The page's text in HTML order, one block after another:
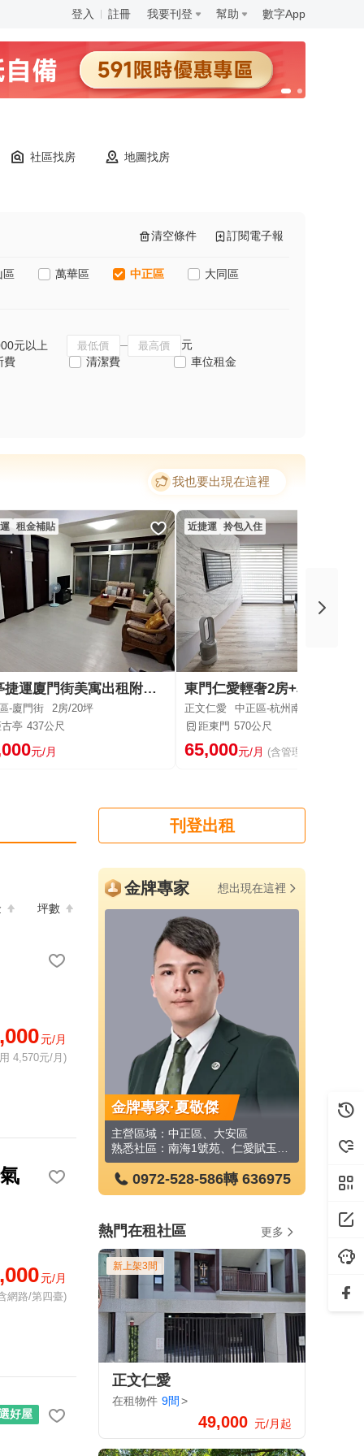
登入 註冊 我要刊登 幫助 數字App
社區找房 地圖找房
清空條件 訂閱電子報
區 萬華區 中正區 大同區
元以上
元
費
清潔費 車位租金
我也要出現在這裡
租金補貼
古亭捷運廈門街美寓出租附空調
-廈門街 2房/20坪
亭 437公尺
元/月
近捷運 拎包入住
東門仁愛輕奢2房+車位
正文仁愛 中正區-杭州南路一段
距東門 570公尺
65,000元/月 (含管理費)
坪數
元/月
4,570元/月)
元/月
網路/第四臺)
好屋
刊登出租
金牌專家 想出現在這裡
金牌專家·夏敬傑
主營區域：中正區、大安區
0972-528-586轉 636975
金牌專
轉 696742
熱門在租社區 更多
新上架3間
正文仁愛
在租物件 9間 >
49,000 元/月起